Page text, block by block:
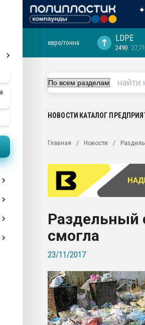
29.07.2026 ФРП помог "Ижевскому
Вакуум-формовочные машины:
28.07.2026 Автоматизация выходит на
первый план в переработке
пластмасс
ситуацией на строительном рынке
Всё, что касается выдува ПЭТ
бутылок
ПЕРЕЙТИ НА ФОРУМ
евро/тонна LDPE
2490
НОВОСТИ КАТАЛОГ
Главная Новости
Раздельный
смогла
23/11/2017